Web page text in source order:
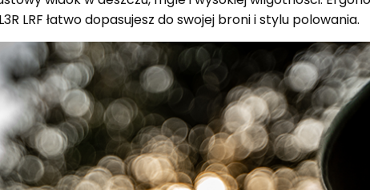
LRF łatwo dopasujesz do swojej broni i stylu polowania.